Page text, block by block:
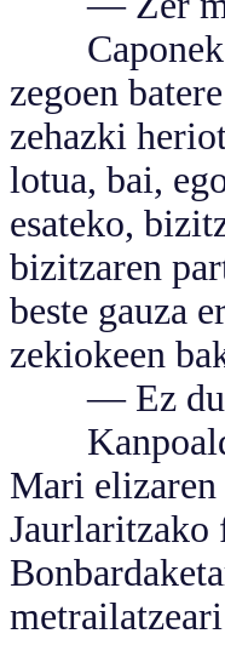
Caponek
zegoen
zehazki
lotua, bai,
esateko,
bizitzaren
beste gauza
zekiokeen
— Ez dun
Mari elizaren
Jaurlaritzako